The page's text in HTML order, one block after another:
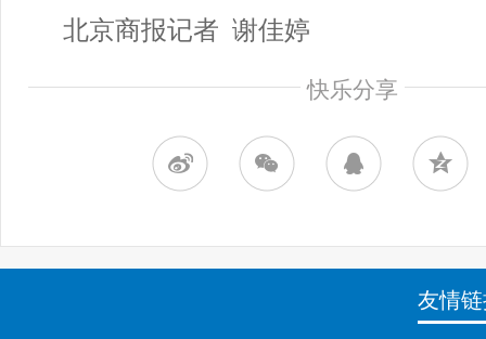
北京商报记者 谢佳婷
快乐分享
友情